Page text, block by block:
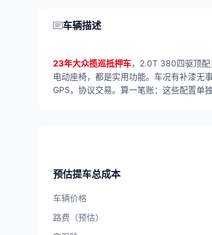
车辆描述
23年大众揽巡抵押车，2.0T 380四驱顶配
电动座椅，都是实用功能。车况有补漆无
GPS，协议交易。算一笔账：这些配置单
预估提车总成本
车辆价格
路费（预估）